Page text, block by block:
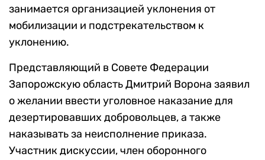
занимается организацией уклонения от
мобилизации и подстрекательством к
уклонению.
Представляющий в Совете Федерации
Запорожскую область Дмитрий Ворона заявил
о желании ввести уголовное наказание для
дезертировавших добровольцев, а также
наказывать за неисполнение приказа.
Участник дискуссии, член оборонного